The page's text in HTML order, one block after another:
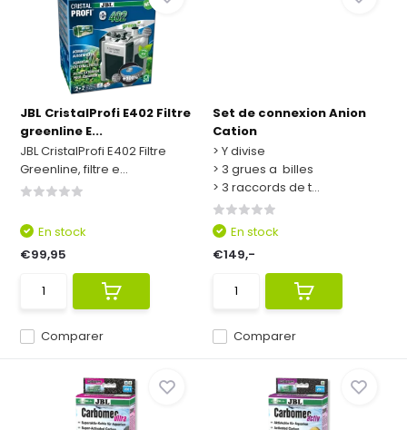
JBL CristalProfi E402 Filtre
greenline E...
JBL CristalProfi E402 Filtre
Greenline, filtre e...
Comparer
En stock
€99,95
Set de connexion Anion
Cation
> Y divise
> 3 grues a billes
> 3 raccords de t...
Comparer
En stock
€149,-